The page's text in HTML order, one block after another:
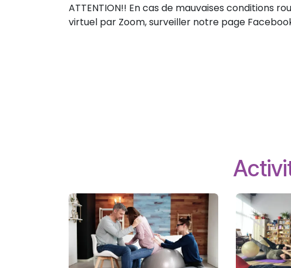
ATTENTION!! En cas de mauvaises conditions
virtuel par Zoom, surveiller notre page